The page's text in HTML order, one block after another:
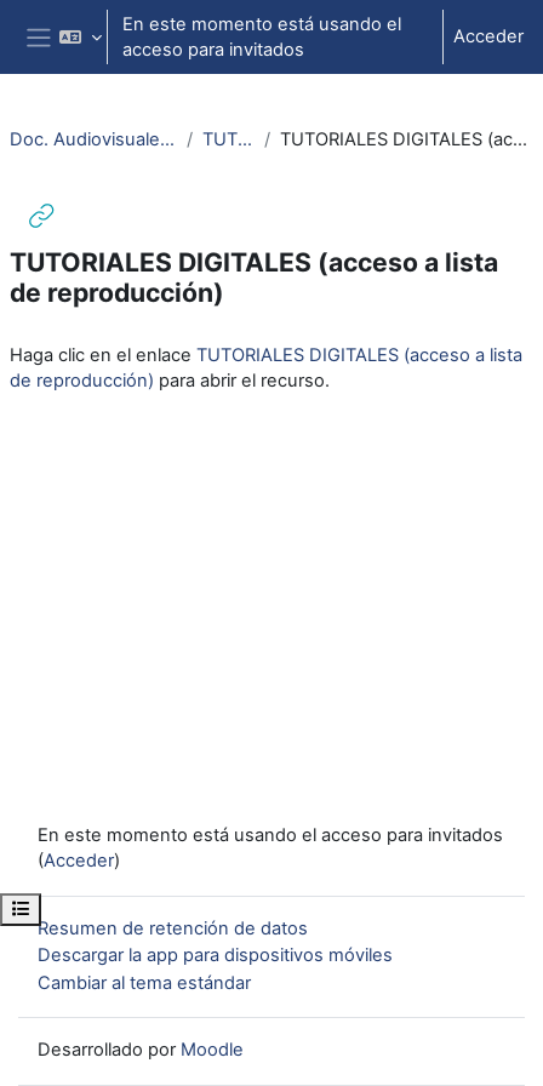
Salta al contenido principal
Panel lateral
En este momento está usando el
acceso para invitados
Acceder
Abrir índice del curso
Doc. Audiovisuales Veterinaria CCSS TUTORIALES TUTORIALES DIGITALES (acceso a lista de reproducción)
TUTORIALES DIGITALES (acceso a lista
de reproducción)
Haga clic en el enlace TUTORIALES DIGITALES (acceso a lista
de reproducción) para abrir el recurso.
En este momento está usando el acceso para invitados
(Acceder)
Resumen de retención de datos
Descargar la app para dispositivos móviles
Cambiar al tema estándar
Desarrollado por Moodle